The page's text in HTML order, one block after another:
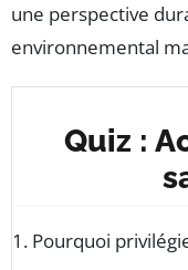
une perspective
environnemental
Quiz :
1. Pourquoi